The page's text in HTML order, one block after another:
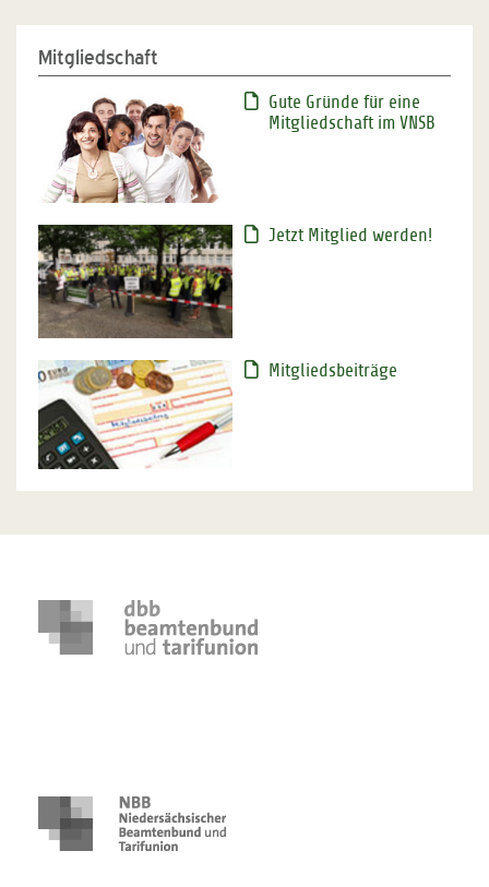
Mitgliedschaft
Gute Gründe für eine
Mitgliedschaft im VNSB
Jetzt Mitglied werden!
Mitgliedsbeiträge